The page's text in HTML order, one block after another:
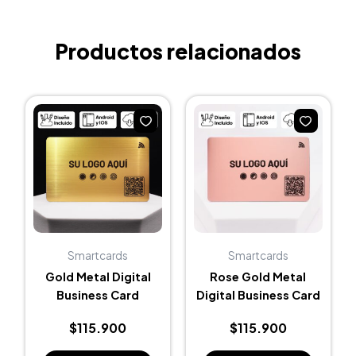
Productos relacionados
Smartcards
Gold Metal Digital
Business Card
$115.900
Smartcards
Rose Gold Metal
Digital Business Card
$115.900